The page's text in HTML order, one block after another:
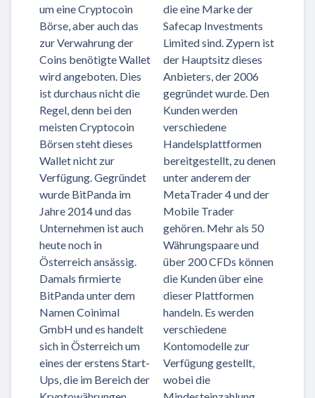
um eine Cryptocoin
Börse, aber auch das
zur Verwahrung der
Coins benötigte Wallet
wird angeboten. Dies
ist durchaus nicht die
Regel, denn bei den
meisten Cryptocoin
Börsen steht dieses
Wallet nicht zur
Verfügung. Gegründet
wurde BitPanda im
Jahre 2014 und das
Unternehmen ist auch
heute noch in
Österreich ansässig.
Damals firmierte
BitPanda unter dem
Namen Coinimal
GmbH und es handelt
sich in Österreich um
eines der erstens Start-
Ups, die im Bereich der
die eine Marke der
Safecap Investments
Limited sind. Zypern ist
der Hauptsitz dieses
Anbieters, der 2006
gegründet wurde. Den
Kunden werden
verschiedene
Handelsplattformen
bereitgestellt, zu denen
unter anderem der
MetaTrader 4 und der
Mobile Trader
gehören. Mehr als 50
Währungspaare und
über 200 CFDs können
die Kunden über eine
dieser Plattformen
handeln. Es werden
verschiedene
Kontomodelle zur
Verfügung gestellt,
wobei die